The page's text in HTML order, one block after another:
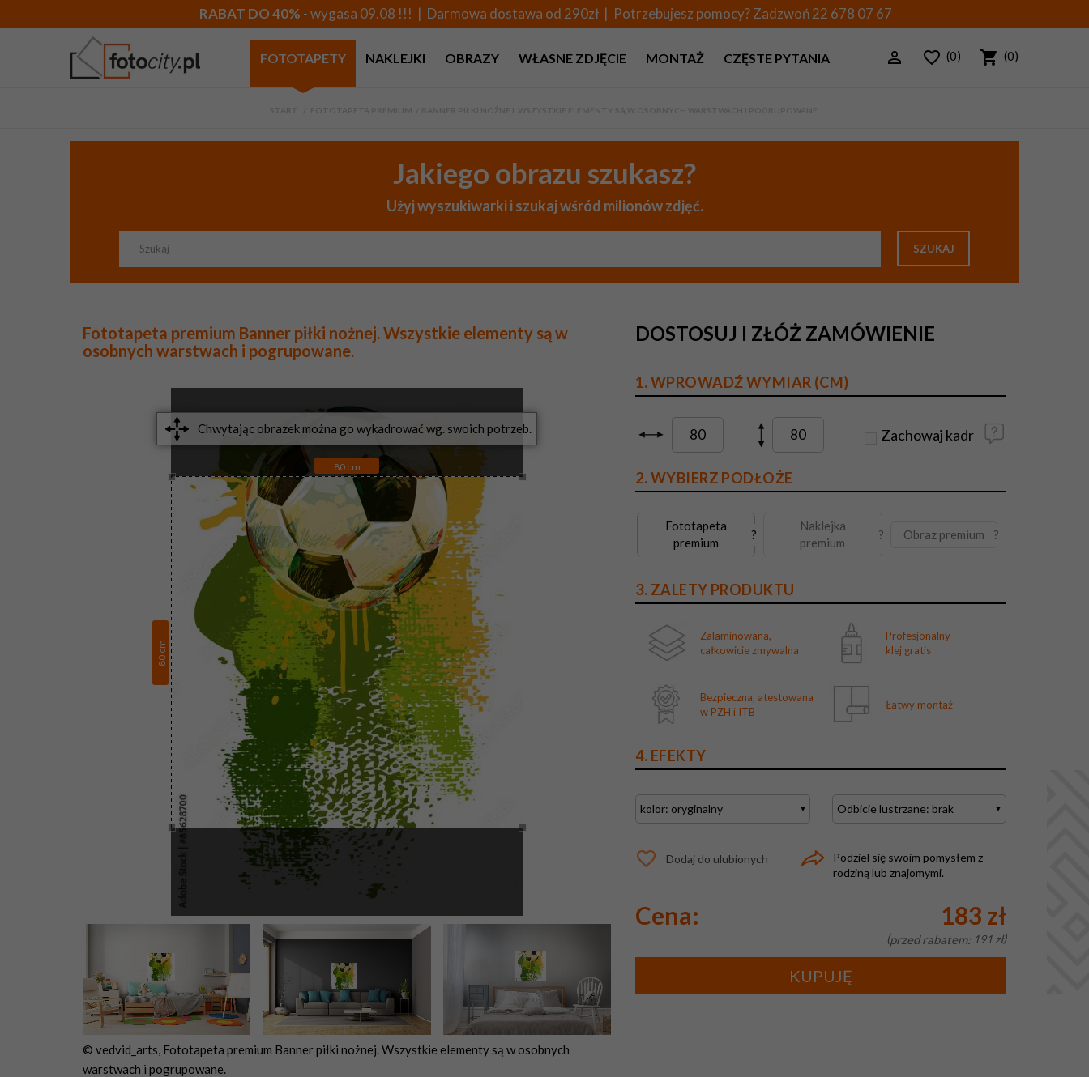
RABAT DO 40% - wygasa 09.08 !!! | Darmowa dostawa od 290zł | Potrzebujesz pomocy? Zadzwoń22 678 07 67
FOTOTAPETY NAKLEJKI OBRAZY WŁASNE ZDJĘCIE MONTAŻ CZĘSTE PYTANIA (0) (0)
Jakiego obrazu szukasz?
Użyj wyszukiwarki i szukaj wśród milionów zdjęć.
SZUKAJ
Fototapeta premium Banner piłki nożnej. Wszystkie elementy są w
osobnych warstwach i pogrupowane.
80cm
80
cm
© vedvid_arts, Fototapeta premium Banner piłki nożnej. Wszystkie elementy są w osobnych
warstwach i pogrupowane.
DOSTOSUJ I ZŁÓŻ ZAMÓWIENIE
1. WPROWADŹ WYMIAR (CM)
Zachowaj kadr
2. WYBIERZ PODŁOŻE
Fototapeta
premium
?
Naklejka
premium
? Obraz premium ?
3. ZALETY PRODUKTU
Zalaminowana,
całkowicie zmywalna
Profesjonalny
klej gratis
Bezpieczna, atestowana
w PZH i ITB
Łatwy montaż
4. EFEKTY
Dodaj do ulubionych
Podziel się swoim pomysłem z
rodziną lub znajomymi.
Cena: 183 zł
przed rabatem: 191 zł
KUPUJĘ